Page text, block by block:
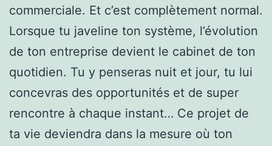
commerciale. Et c’est complètement normal.
Lorsque tu javeline ton système, l’évolution
de ton entreprise devient le cabinet de ton
quotidien. Tu y penseras nuit et jour, tu lui
concevras des opportunités et de super
rencontre à chaque instant… Ce projet de
ta vie deviendra dans la mesure où ton